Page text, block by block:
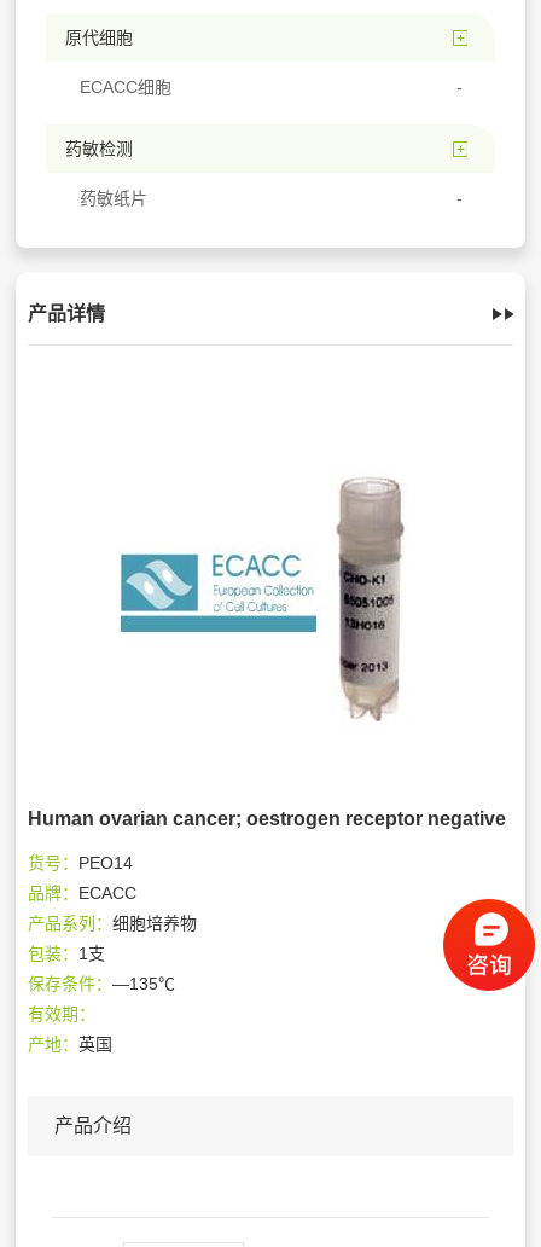
原代细胞
ECACC细胞
药敏检测
药敏纸片
产品详情
Human ovarian cancer; oestrogen receptor negative
货号： PEO14
品牌： ECACC
产品系列：细胞培养物
包装： 1支
保存条件：—135℃
有效期：
产地：英国
产品介绍